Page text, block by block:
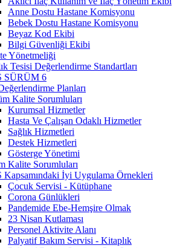
Anne Dostu Hastane Komisyonu
Bebek Dostu Hastane Komisyonu
Beyaz Kod Ekibi
Bilgi Güvenliği Ekibi
Yönetmeliği
Tesisi Değerlendirme Standartları
SÜRÜM 6
Planları
Kalite Sorumluları
Kurumsal Hizmetler
Hasta Ve Çalışan Odaklı Hizmetler
Sağlık Hizmetleri
Destek Hizmetleri
Gösterge Yönetimi
Kalite Sorumluları
Kapsamındaki İyi Uygulama Örnekleri
Çocuk Servisi - Kütüphane
Corona Günlükleri
Pandemide Ebe-Hemşire Olmak
23 Nisan Kutlaması
Personel Aktivite Alanı
Palyatif Bakım Servisi - Kitaplık